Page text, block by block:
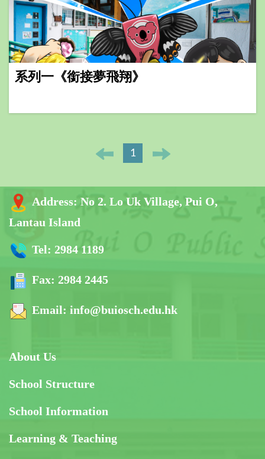
系列一《銜接夢飛翔》
1
Address: No 2. Lo Uk Village, Pui O,
Lantau Island
Tel: 2984 1189
Fax: 2984 2445
Email: info@buiosch.edu.hk
About Us
School Structure
School Information
Learning & Teaching